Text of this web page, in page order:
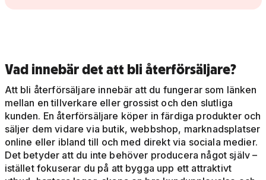
Vad innebär det att bli återförsäljare?
Att bli återförsäljare innebär att du fungerar som länken
mellan en tillverkare eller grossist och den slutliga
kunden. En återförsäljare köper in färdiga produkter och
säljer dem vidare via butik, webbshop, marknadsplatser
online eller ibland till och med direkt via sociala medier.
Det betyder att du inte behöver producera något själv –
istället fokuserar du på att bygga upp ett attraktivt